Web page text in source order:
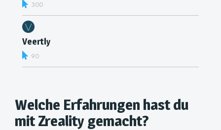
300
Veertly
90
Welche Erfahrungen hast du
mit Zreality gemacht?